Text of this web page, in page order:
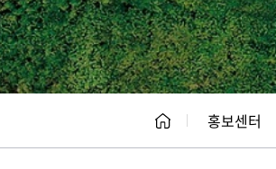
홍보센터